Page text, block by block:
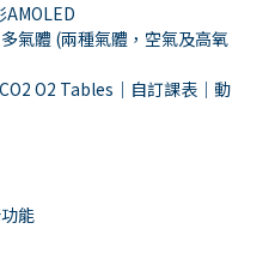
氣體 (兩種氣體，空氣及高氧
O2 Tables｜自訂課表｜動
能